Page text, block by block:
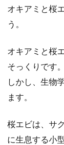
オキアミと桜
う。
オキアミと桜
そっくりです。
しかし、生物
ます。
桜エビは、サ
に生息する小